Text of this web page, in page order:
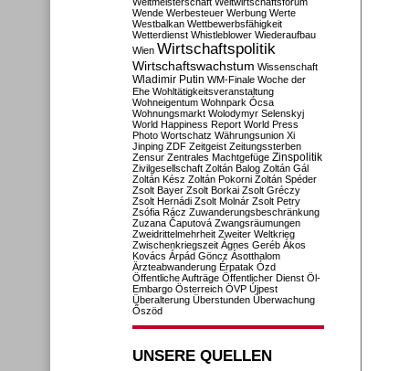
Wende Werbesteuer Werbung Werte
Westbalkan Wettbewerbsfähigkeit
Wetterdienst Whistleblower Wiederaufbau
Wien Wirtschaftspolitik
Wirtschaftswachstum Wissenschaft
Wladimir Putin WM-Finale Woche der
Ehe Wohltätigkeitsveranstaltung
Wohneigentum Wohnpark Ócsa
Wohnungsmarkt Wolodymyr Selenskyj
World Happiness Report World Press
Photo Wortschatz Währungsunion Xi
Jinping ZDF Zeitgeist Zeitungssterben
Zensur Zentrales Machtgefüge Zinspolitik
Zivilgesellschaft Zoltán Balog Zoltán Gál
Zoltán Kész Zoltán Pokorni Zoltán Spéder
Zsolt Bayer Zsolt Borkai Zsolt Gréczy
Zsolt Hernádi Zsolt Molnár Zsolt Petry
Zsófia Rácz Zuwanderungsbeschränkung
Zuzana Čaputová Zwangsräumungen
Zweidrittelmehrheit Zweiter Weltkrieg
Zwischenkriegszeit Ágnes Geréb Ákos
Kovács Árpád Göncz Ásotthalom
Ärzteabwanderung Érpatak Ózd
Öffentliche Aufträge Öffentlicher Dienst Öl-
Embargo Österreich ÖVP Újpest
Überalterung Überstunden Überwachung
Őszöd
UNSERE QUELLEN